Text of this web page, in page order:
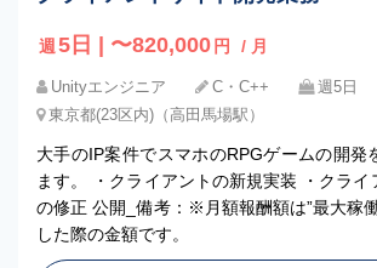
週 5日 | 〜820,000 円 / 月
Unityエンジニア C・C++
週5日
東京都(23区内)（高田馬場駅）
大手のIP案件でスマホのRPGゲームの開発
ます。 ・クライアントの新規実装 ・クラ
の修正 公開_備考：※月額報酬額は”最大稼
した際の金額です。